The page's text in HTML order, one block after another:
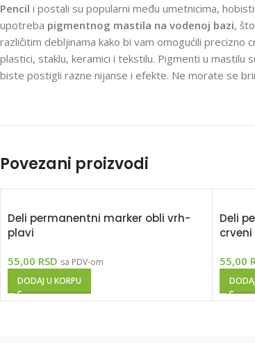
Pencil i postali su popularni među umetnicima,
upotreba pigmentnog mastila na vodenoj bazi,
različitim debljinama kako bi vam omogućili precizno
plastici, staklu, keramici i tekstilu. Pigmenti u mastilu
biste postigli razne nijanse i efekte. Ne morate se
Povezani proizvodi
Deli permanentni marker obli vrh-
plavi
55,00 RSD sa PDV-om
DODAJ U KORPU
Deli
crveni
55,00